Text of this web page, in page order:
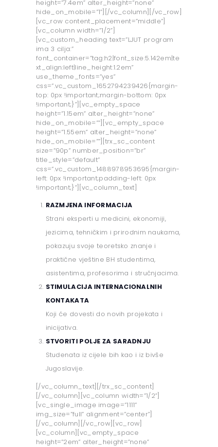
height=”7.4em” alter_height=”none”
hide_on_mobile=”1”][/vc_column][/vc_row]
[vc_row content_placement=”middle”]
[vc_column width=”1/2”]
[vc_custom_heading text=”LJUT program
ima 3 cilja:”
font_container=”tag:h2|font_size:5.142em|te
xt_align:left|line_height:1.2em”
use_theme_fonts=”yes”
css=”.vc_custom_1652794239426{margin-
top: 0px !important;margin-bottom: 0px
!important;}”][vc_empty_space
height=”1.15em” alter_height=”none”
hide_on_mobile=””][vc_empty_space
height=”1.55em” alter_height=”none”
hide_on_mobile=””][trx_sc_content
size=”90p” number_position=”br”
title_style=”default”
css=”.vc_custom_1488978953695{margin-
left: 0px !important;padding-left: 0px
!important;}”][vc_column_text]
RAZMJENA INFORMACIJA
Strani eksperti u medicini, ekonomiji,
jezicima, tehničkim i prirodnim naukama,
pokazuju svoje teoretsko znanje i
praktične vještine BH studentima,
asistentima, profesorima i stručnjacima.
STIMULACIJA INTERNACIONALNIH
KONTAKATA
Koji će dovesti do novih projekata i
inicijativa.
STVORITI POLJE ZA SARADNJU
Studenata iz cijele bih kao i iz bivše
Jugoslavije.
[/vc_column_text][/trx_sc_content]
[/vc_column][vc_column width=”1/2”]
[vc_single_image image=”1111”
img_size=”full” alignment=”center”]
[/vc_column][/vc_row][vc_row]
[vc_column][vc_empty_space
height=”2em” alter_height=”none”